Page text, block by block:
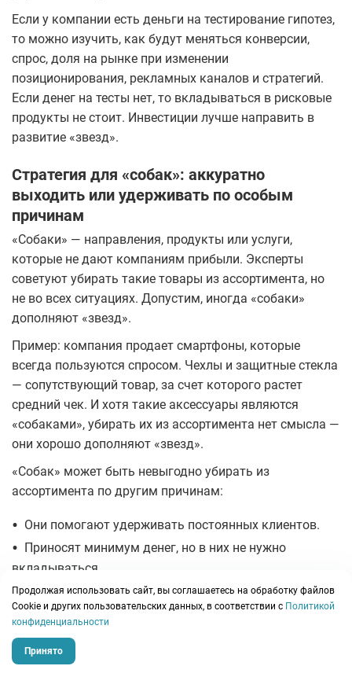
Если у компании есть деньги на тестирование гипотез,
то можно изучить, как будут меняться конверсии,
спрос, доля на рынке при изменении
позиционирования, рекламных каналов и стратегий.
Если денег на тесты нет, то вкладываться в рисковые
продукты не стоит. Инвестиции лучше направить в
развитие «звезд».
Стратегия для «собак»: аккуратно
выходить или удерживать по особым
причинам
«Собаки» — направления, продукты или услуги,
которые не дают компаниям прибыли. Эксперты
советуют убирать такие товары из ассортимента, но
не во всех ситуациях. Допустим, иногда «собаки»
дополняют «звезд».
Пример: компания продает смартфоны, которые
всегда пользуются спросом. Чехлы и защитные стекла
— сопутствующий товар, за счет которого растет
средний чек. И хотя такие аксессуары являются
«собаками», убирать их из ассортимента нет смысла —
они хорошо дополняют «звезд».
«Собак» может быть невыгодно убирать из
ассортимента по другим причинам:
• Они помогают удерживать постоянных клиентов.
• Приносят минимум денег, но в них не нужно
вкладываться.
• Продукт может спасти компанию, если из-за форс-
мажоров упадут продажи в других категориях.
Когда есть смысл отказаться от «собак»:
Продолжая использовать сайт, вы соглашаетесь на обработку файлов
Сookie и других пользовательских данных, в соответствии с Политикой
конфиденциальности
Принято